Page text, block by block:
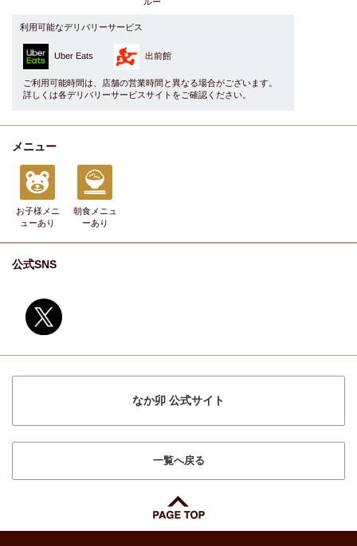
利用可能なデリバリーサービス
Uber Eats 出前館
ご利用可能時間は、店舗の営業時間と異なる場合がございます。
詳しくは各デリバリーサービスサイトをご確認ください。
メニュー
お子様メニ
ューあり
朝食メニュ
ーあり
公式SNS
なか卯 公式サイト
一覧へ戻る